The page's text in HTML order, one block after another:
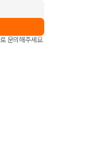
로 문의해주세요.